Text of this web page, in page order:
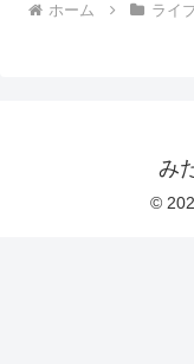
ホーム ライ
み
©